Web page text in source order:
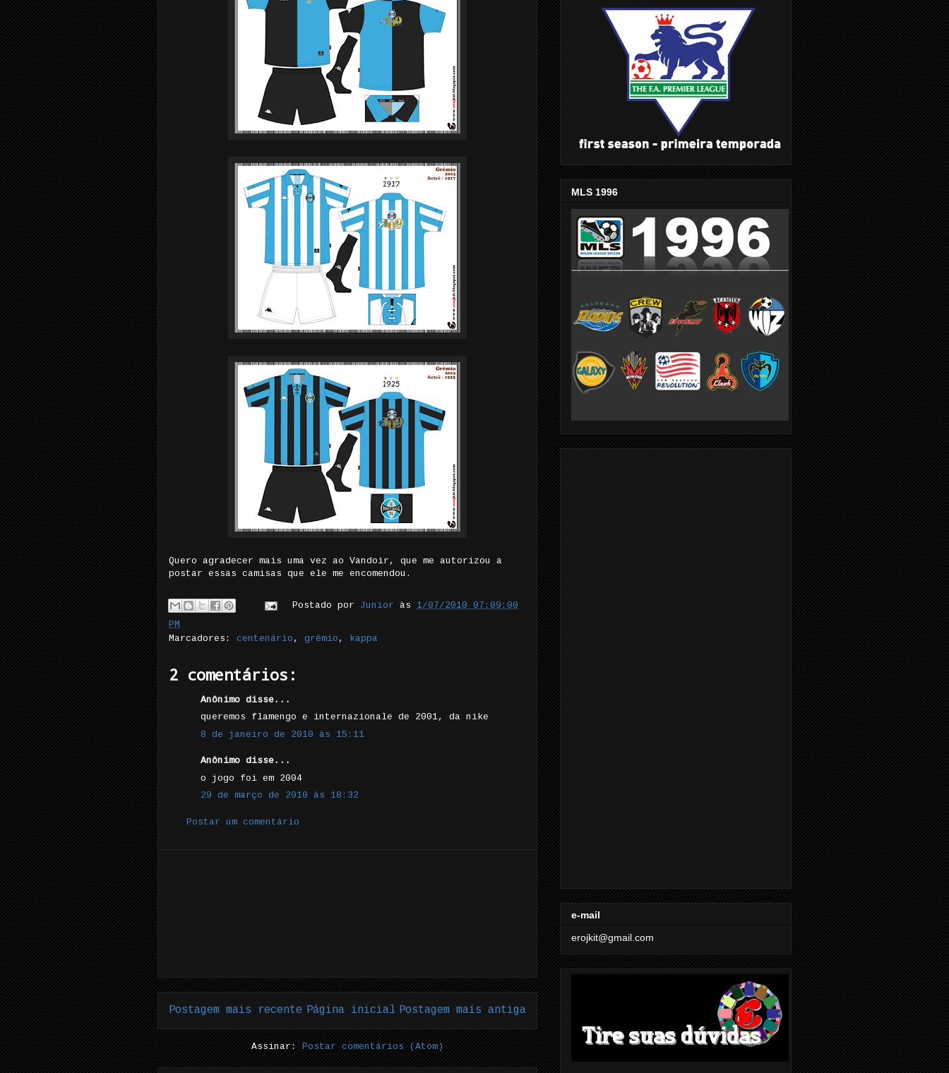
Quero agradecer mais uma vez ao Vandoir, que me autorizou a
postar essas camisas que ele me encomendou.
Postado por Junior às 1/07/2010 07:09:00
PM
Marcadores: centenário , grêmio , kappa
2 comentários:
Anônimo disse...
queremos flamengo e internazionale de 2001, da nike
8 de janeiro de 2010 às 15:11
Anônimo disse...
o jogo foi em 2004
29 de março de 2010 às 18:32
Postar um comentário
Postagem mais recente Postagem mais antiga
Página inicial
Assinar:Postar comentários (Atom)
MLS 1996
e-mail
erojkit@gmail.com